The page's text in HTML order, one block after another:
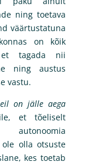
ning toetava
väärtustatuna
on kõik
et tagada nii
ning austus
vastu.
on jälle aega
et tõeliselt
olla otsuste
kes toetab